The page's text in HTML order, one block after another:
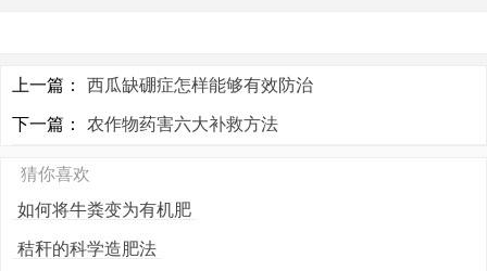
上一篇： 西瓜缺硼症怎样能够有效防治
下一篇： 农作物药害六大补救方法
猜你喜欢
如何将牛粪变为有机肥
秸秆的科学造肥法